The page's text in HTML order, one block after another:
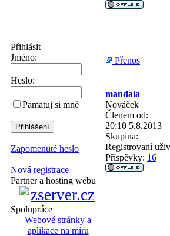
Přihlásit
Jméno:
Heslo:
Pamatuj si mně
Zapomenuté heslo
Nová registrace
Partner a hosting webu
Spolupráce
Webové stránky a
aplikace na míru
Přenos
mandala
Nováček
Členem od:
20:10 5.8.2013
Skupina:
Registrovaní
Příspěvky: 16